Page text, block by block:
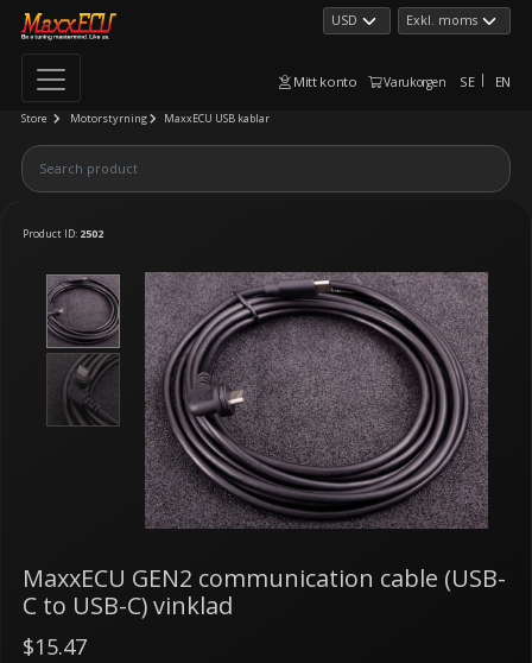
Mitt konto Varukorgen SE EN
Store Motorstyrning MaxxECU USB kablar
Product ID: 2502
MaxxECU GEN2 communication cable (USB-
C to USB-C) vinklad
$15.47